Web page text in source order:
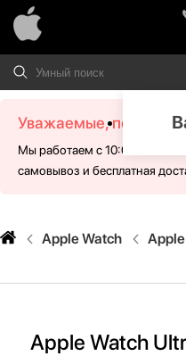
Уважаемые,
Мы работаем с 10:00 - 21:00
самовывоз и бесплатная
Apple Watch
Apple Watch